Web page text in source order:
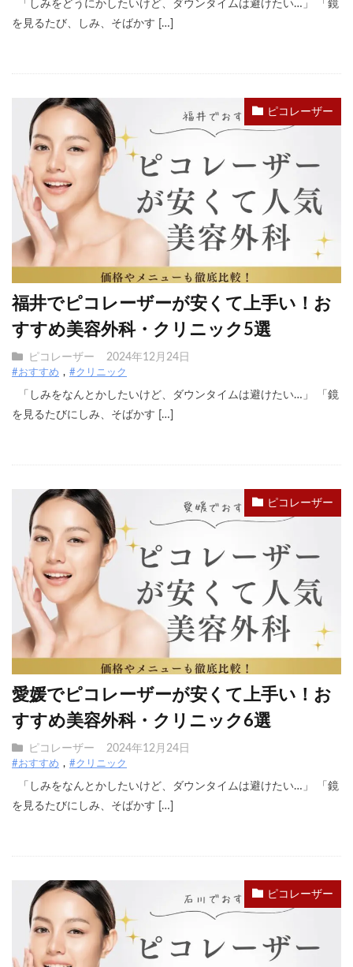
「しみをどうにかしたいけど、ダウンタイムは避けたい…」 「鏡
を見るたび、しみ、そばかす […]
ピコレーザー
福井でピコレーザーが安くて上手い！お
すすめ美容外科・クリニック5選
ピコレーザー 2024年12月24日
#おすすめ #クリニック
「しみをなんとかしたいけど、ダウンタイムは避けたい…」 「鏡
を見るたびにしみ、そばかす […]
ピコレーザー
愛媛でピコレーザーが安くて上手い！お
すすめ美容外科・クリニック6選
ピコレーザー 2024年12月24日
#おすすめ #クリニック
「しみをなんとかしたいけど、ダウンタイムは避けたい…」 「鏡
を見るたびにしみ、そばかす […]
ピコレーザー